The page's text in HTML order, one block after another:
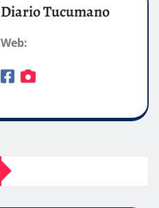
Diario Tucumano
Web: